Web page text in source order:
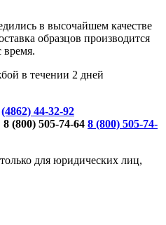
в высочайшем качестве
образцов производится
время.
(4862) 44-32-92
8 (800) 505-74-64 8 (800) 505-74-
для юридических лиц,